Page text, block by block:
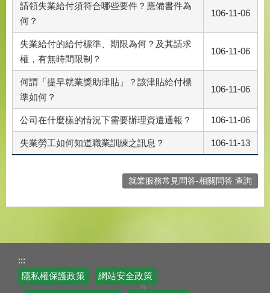
請領失業給付須符合哪些要件？應備書件為
何？
106-11-06
失業給付的給付標準、期限為何？及其請求
權，有無時間限制？
106-11-06
何謂「提早就業獎助津貼」？該津貼給付標
準如何？
106-11-06
公司在什麼樣的情況下需要辦理資遣通報？ 106-11-06
失業勞工如何知道職業訓練之訊息？ 106-11-13
就業服務常見問答-相關問答 查詢
:::
隱私權保護政策
網站安全政策